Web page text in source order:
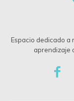
Espacio dedicado a
aprendizaje